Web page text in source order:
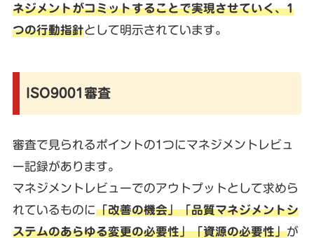
ネジメントがコミットすることで実現させていく、1
つの行動指針として明示されています。
ISO9001審査
審査で見られるポイントの1つにマネジメントレビュ
ー記録があります。
マネジメントレビューでのアウトプットとして求めら
れているものに「改善の機会」「品質マネジメントシ
ステムのあらゆる変更の必要性」「資源の必要性」が